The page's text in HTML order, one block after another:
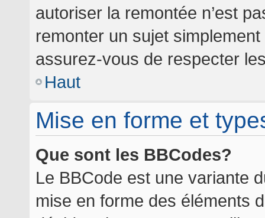
autoriser la remontée n’est
remonter un sujet
assurez-vous de respecter
Haut
Mise en forme et
Que sont les BBCodes?
Le BBCode est une variante
mise en forme des éléments